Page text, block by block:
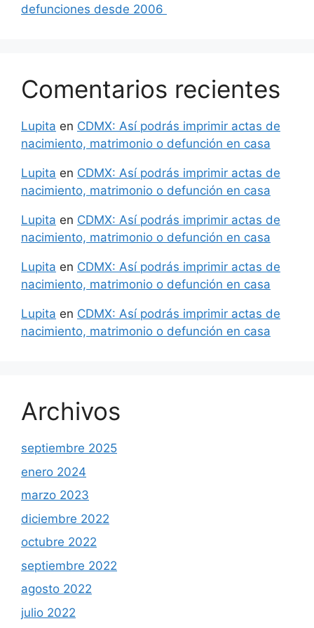
defunciones desde 2006
Comentarios recientes
Lupita en CDMX: Así podrás imprimir actas de
nacimiento, matrimonio o defunción en casa
Lupita en CDMX: Así podrás imprimir actas de
nacimiento, matrimonio o defunción en casa
Lupita en CDMX: Así podrás imprimir actas de
nacimiento, matrimonio o defunción en casa
Lupita en CDMX: Así podrás imprimir actas de
nacimiento, matrimonio o defunción en casa
Lupita en CDMX: Así podrás imprimir actas de
nacimiento, matrimonio o defunción en casa
Archivos
septiembre 2025
enero 2024
marzo 2023
diciembre 2022
octubre 2022
septiembre 2022
agosto 2022
julio 2022